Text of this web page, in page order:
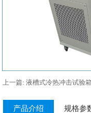
上一篇: 液槽式冷热冲击试验
产品介绍 规格参